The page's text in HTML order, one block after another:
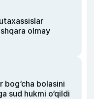
olmay
bog‘cha bolasini
sud hukmi o‘qildi